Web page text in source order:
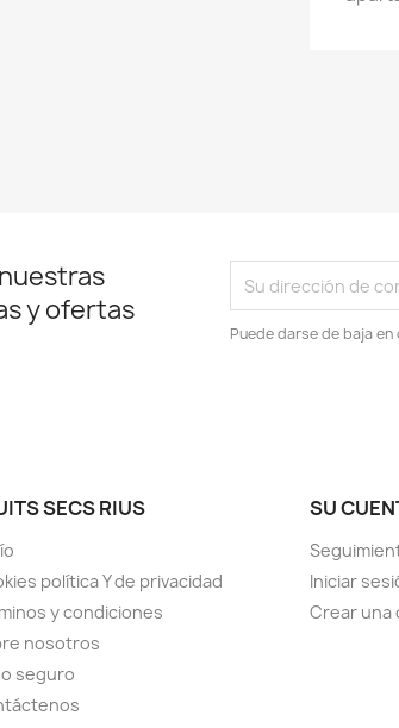
y ofertas
Puede darse de baja
SECS RIUS
política Y de privacidad
y condiciones
nosotros
seguro
SU
Iniciar
Crear una